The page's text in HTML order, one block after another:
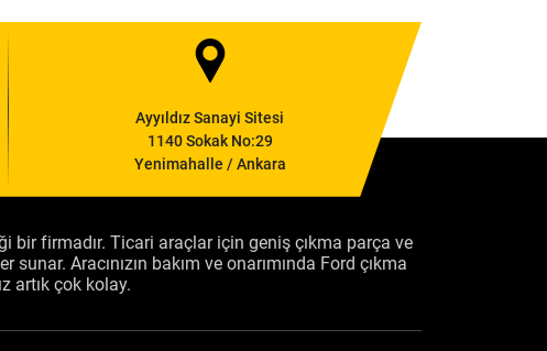
Ayyıldız Sanayi Sitesi
1140 Sokak No:29
Yenimahalle / Ankara
bir firmadır. Ticari araçlar için geniş çıkma parça ve
Aracınızın bakım ve onarımında Ford çıkma
artık çok kolay.